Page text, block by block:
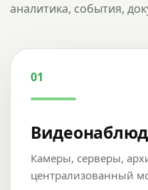
аналитика, события,
01
Камеры, серверы,
централизованный